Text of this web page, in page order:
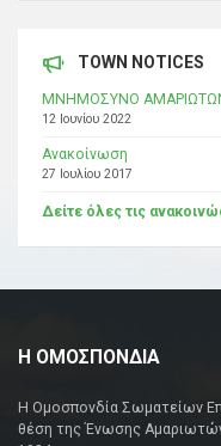
TOWN NOTICES
ΜΝΗΜΟΣΥΝΟ
12 Ιουνίου 2022
Ανακοίνωση
27 Ιουλίου 2017
Δείτε όλες τις
Η ΟΜΟΣΠΟΝΔΙΑ
Η Ομοσπονδία Σωματείων
θέση της Ένωσης